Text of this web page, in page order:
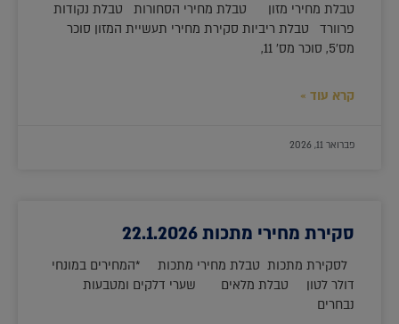
טבלת מחירי מזון טבלת מחירי הסחורות טבלת נקודות
פרוורד טבלת ריביות סקירת מחירי תעשיית המזון סוכר
מס'5, סוכר מס' 11,
קרא עוד »
פברואר 11, 2026
סקירת מחירי מתכות 22.1.2026
לסקירת מתכות טבלת מחירי מתכות *המחירים במונחי
דולר לטון טבלת מלאים שערי דלקים ומטבעות
נבחרים